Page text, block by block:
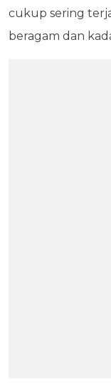
cukup sering
beragam dan